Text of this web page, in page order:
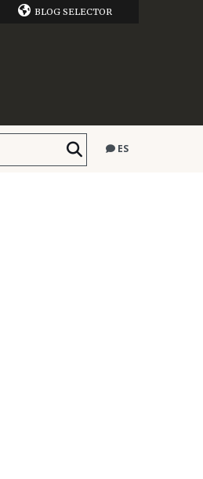
BLOG SELECTOR
ES